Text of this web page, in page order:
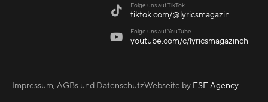
 Folge uns auf TikTok
tiktok.com/@lyricsmagazin
 Folge uns auf YouTube
youtube.com/c/lyricsmagazinch
Impressum, AGBs und DatenschutzWebseite by ESE Agency